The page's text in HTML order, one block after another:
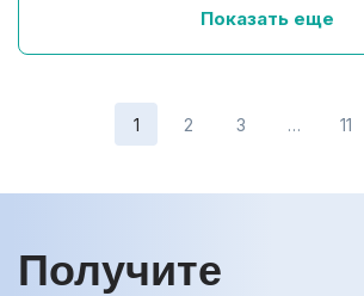
говорить и даже улыбаться. В
сосредоточим внимание на важных
возраста: обсудим, какие
гигиены и методы профилактики
этот период жизни.
Показать еще
1 2 3 … 11
Получите